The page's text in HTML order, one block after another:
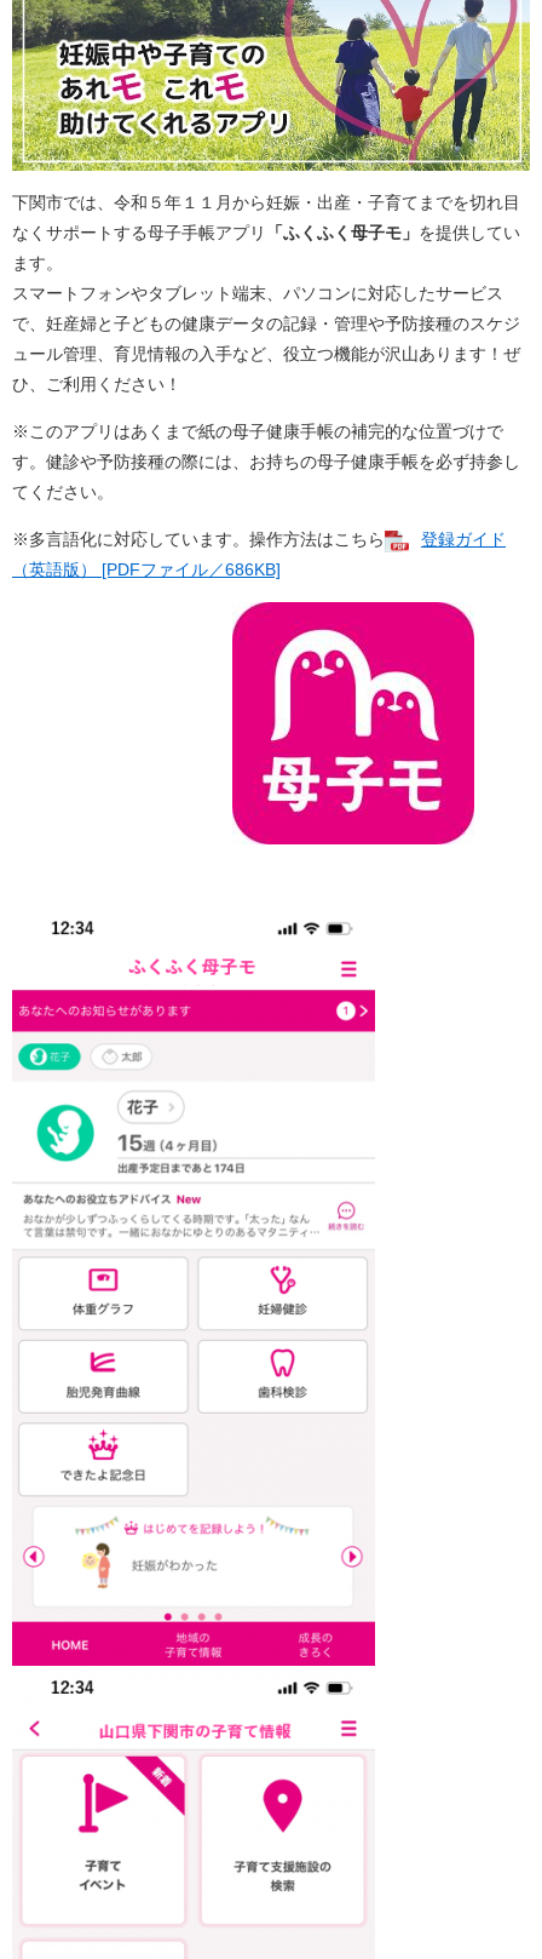
下関市では、令和５年１１月から妊娠・出産・子育てまでを切れ目
なくサポートする母子手帳アプリ
「ふくふく母子モ」 を提供してい
ます。
スマートフォンやタブレット端末、パソコンに対応したサービス
で、妊産婦と子どもの健康データの記録・管理や予防接種のスケジ
ュール管理、育児情報の入手など、役立つ機能が沢山あります！ぜ
ひ、ご利用ください！
※このアプリはあくまで紙の母子健康手帳の補完的な位置づけで
す。健診や予防接種の際には、お持ちの母子健康手帳を必ず持参し
てください。
※多言語化に対応しています。操作方法はこちら
登録ガイド
（英語版） [PDFファイル／686KB]